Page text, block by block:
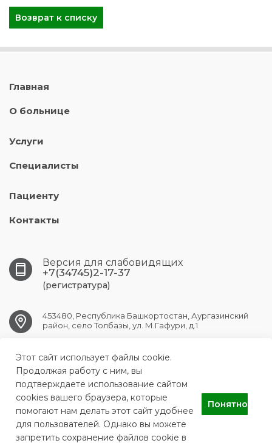
Возврат к списку
Главная
О больнице
Услуги
Специалисты
Пациенту
Контакты
Версия для слабовидящих
+7(34745)2-17-37
(регистратура)
453480, Республика Башкортостан, Аургазинский
район, село Толбазы, ул. М.Гафури, д.1
tolbaz.crb@doctorrb.ru
ГБУЗ РБ Толбазинская ЦРБ
Этот сайт использует файлы cookie.
Продолжая работу с ним, вы
подтверждаете использование сайтом
cookies вашего браузера, которые
помогают нам делать этот сайт удобнее
для пользователей. Однако вы можете
запретить сохранение файлов cookie в
Понятно